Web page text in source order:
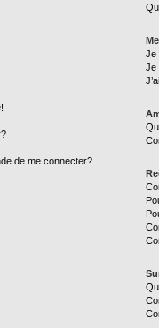
de me connecter?
Je
Je